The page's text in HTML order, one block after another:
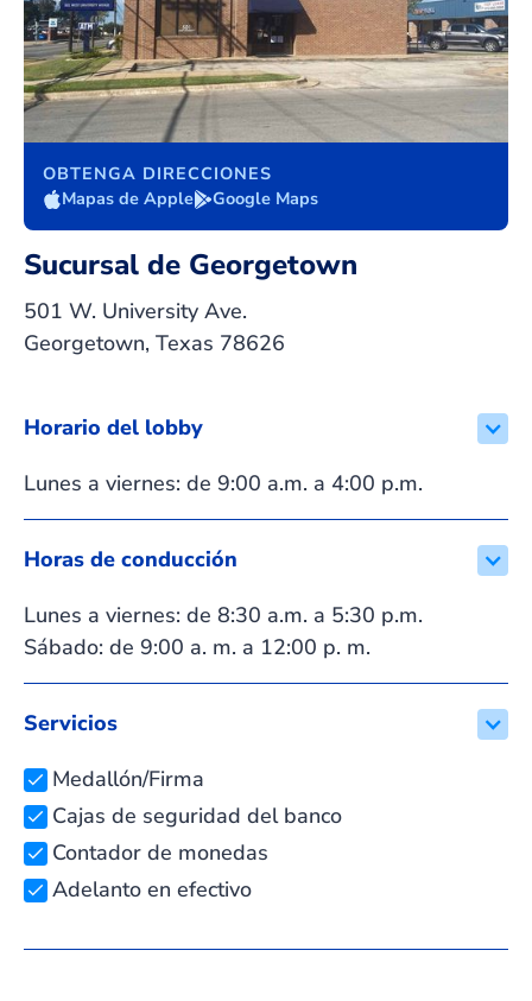
OBTENGA DIRECCIONES
Mapas de Apple
Google Maps
Sucursal de Georgetown
501 W. University Ave.
Georgetown, Texas 78626
Horario del lobby
Lunes a viernes: de 9:00 a.m. a 4:00 p.m.
Horas de conducción
Lunes a viernes: de 8:30 a.m. a 5:30 p.m.
Sábado: de 9:00 a. m. a 12:00 p. m.
Servicios
Medallón/Firma
Cajas de seguridad del banco
Contador de monedas
Adelanto en efectivo